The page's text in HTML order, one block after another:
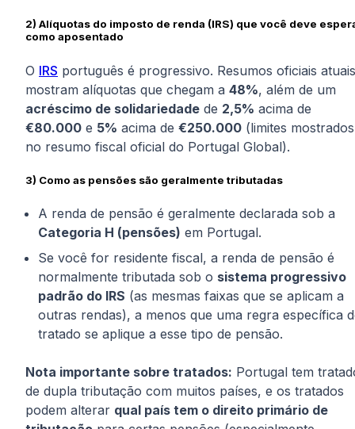
2) Alíquotas do imposto de renda (IRS) que você deve
como aposentado
O IRS português é progressivo. Resumos oficiais atuais
mostram alíquotas que chegam a 48%, além de um
acréscimo de solidariedade de 2,5% acima de
€80.000 e 5% acima de €250.000 (limites mostrados
no resumo fiscal oficial do Portugal Global).
3) Como as pensões são geralmente tributadas
A renda de pensão é geralmente declarada sob a
Categoria H (pensões) em Portugal.
Se você for residente fiscal, a renda de pensão é
normalmente tributada sob o sistema progressivo
padrão do IRS (as mesmas faixas que se aplicam a
outras rendas), a menos que uma regra específica
tratado se aplique a esse tipo de pensão.
Nota importante sobre tratados: Portugal tem
de dupla tributação com muitos países, e os tratados
podem alterar qual país tem o direito primário de